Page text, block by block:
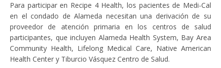
Para participar en Recipe 4 Health, los pacientes de Medi-Cal
en el condado de Alameda necesitan una derivación de su
proveedor de atención primaria en los centros de salud
participantes, que incluyen Alameda Health System, Bay Area
Community Health, Lifelong Medical Care, Native American
Health Center y Tiburcio Vásquez Centro de Salud.